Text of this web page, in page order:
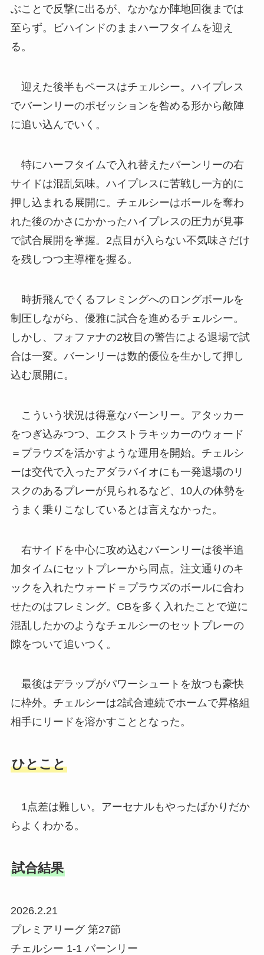
ぶことで反撃に出るが、なかなか陣地回復までは
至らず。ビハインドのままハーフタイムを迎え
る。
迎えた後半もペースはチェルシー。ハイプレス
でバーンリーのポゼッションを咎める形から敵陣
に追い込んでいく。
特にハーフタイムで入れ替えたバーンリーの右
サイドは混乱気味。ハイプレスに苦戦し一方的に
押し込まれる展開に。チェルシーはボールを奪わ
れた後のかさにかかったハイプレスの圧力が見事
で試合展開を掌握。2点目が入らない不気味さだけ
を残しつつ主導権を握る。
時折飛んでくるフレミングへのロングボールを
制圧しながら、優雅に試合を進めるチェルシー。
しかし、フォファナの2枚目の警告による退場で試
合は一変。バーンリーは数的優位を生かして押し
込む展開に。
こういう状況は得意なバーンリー。アタッカー
をつぎ込みつつ、エクストラキッカーのウォード
＝プラウズを活かすような運用を開始。チェルシ
ーは交代で入ったアダラバイオにも一発退場のリ
スクのあるプレーが見られるなど、10人の体勢を
うまく乗りこなしているとは言えなかった。
右サイドを中心に攻め込むバーンリーは後半追
加タイムにセットプレーから同点。注文通りのキ
ックを入れたウォード＝プラウズのボールに合わ
せたのはフレミング。CBを多く入れたことで逆に
混乱したかのようなチェルシーのセットプレーの
隙をついて追いつく。
最後はデラップがパワーシュートを放つも豪快
に枠外。チェルシーは2試合連続でホームで昇格組
相手にリードを溶かすこととなった。
ひとこと
1点差は難しい。アーセナルもやったばかりだか
らよくわかる。
試合結果
2026.2.21
プレミアリーグ 第27節
チェルシー 1-1 バーンリー